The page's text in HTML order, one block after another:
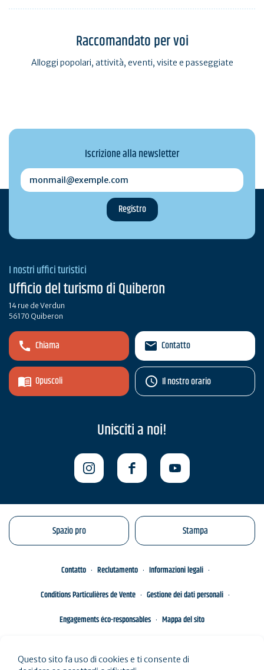
Raccomandato per voi
Alloggi popolari, attività, eventi, visite e passeggiate
Iscrizione alla newsletter
monmail@exemple.com
I nostri uffici turistici
Ufficio del turismo di Quiberon
14 rue de Verdun
56170 Quiberon
Chiama
Opuscoli
Contatto
Il nostro orario
Unisciti a noi!
Spazio pro Stampa
Contatto Reclutamento
Informazioni legali
Conditions Particulières de Vente
Gestione dei dati personali
Engagements éco-responsables
Mappa del sito
Questo sito fa uso di cookies e ti consente di